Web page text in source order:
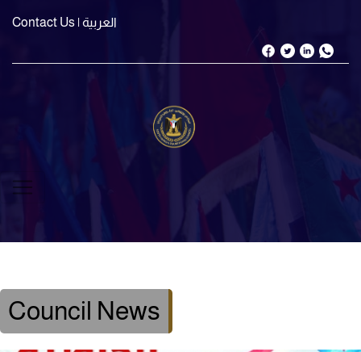
Contact Us | العربية
Council News